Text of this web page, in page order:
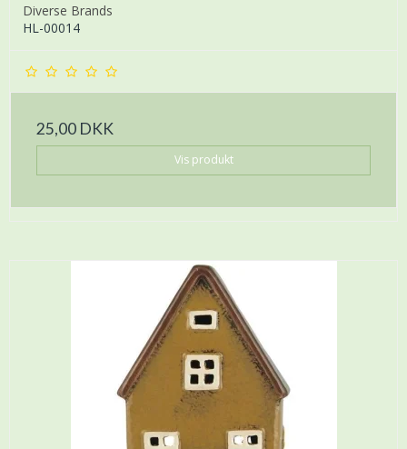
Diverse Brands
HL-00014
25,00 DKK
Vis produkt